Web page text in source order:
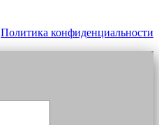
Политика конфиденциальности